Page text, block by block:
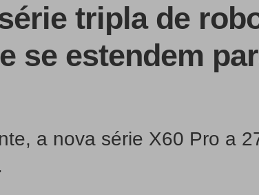
tripla de
se estendem
a nova série X60 Pro a